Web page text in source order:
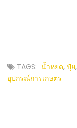
TAGS: น้ำหยด, ปุ๋ย,
อุปกรณ์การเกษตร